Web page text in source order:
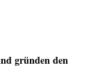
gründen den